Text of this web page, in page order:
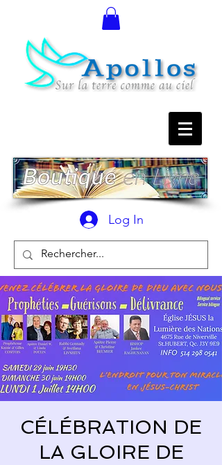
Log In
CÉLÉBRATION DE
LA GLOIRE DE